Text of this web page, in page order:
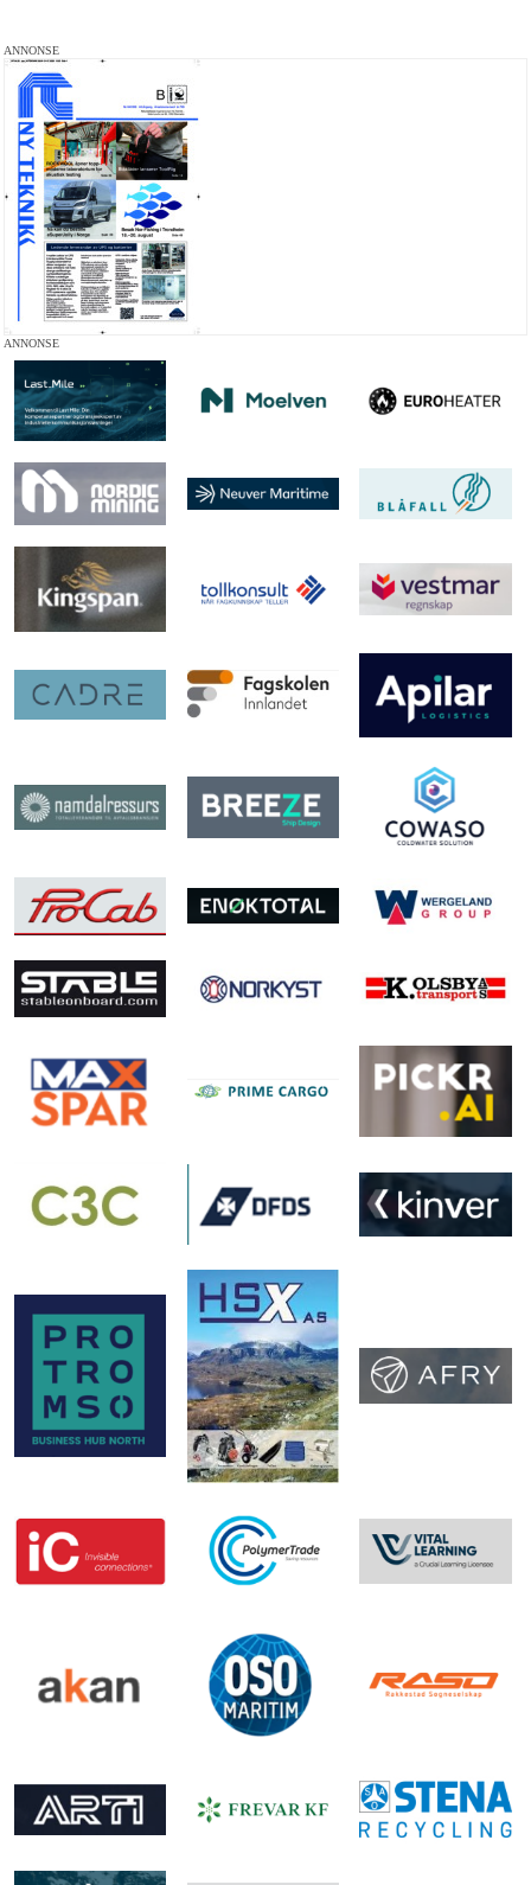
ANNONSE
ANNONSE